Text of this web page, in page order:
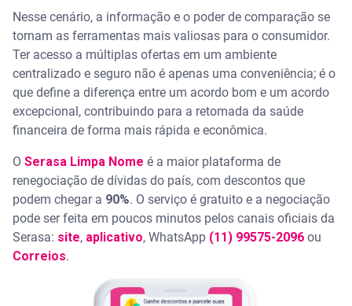
Nesse cenário, a informação e o poder de comparação se
tornam as ferramentas mais valiosas para o consumidor.
Ter acesso a múltiplas ofertas em um ambiente
centralizado e seguro não é apenas uma conveniência; é o
que define a diferença entre um acordo bom e um acordo
excepcional, contribuindo para a retomada da saúde
financeira de forma mais rápida e econômica.
O Serasa Limpa Nome é a maior plataforma de
renegociação de dívidas do país, com descontos que
podem chegar a 90%. O serviço é gratuito e a negociação
pode ser feita em poucos minutos pelos canais oficiais da
Serasa: site, aplicativo, WhatsApp (11) 99575-2096 ou
Correios.